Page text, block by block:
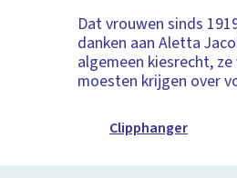
Dat vrouwen sinds
danken aan Aletta
algemeen kiesrecht,
moesten krijgen over
Clipphanger